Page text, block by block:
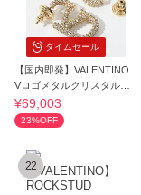
タイムセール
【国内即発】VALENTINO
Vロゴメタルクリスタルピ
アス
¥69,003
23%OFF
22